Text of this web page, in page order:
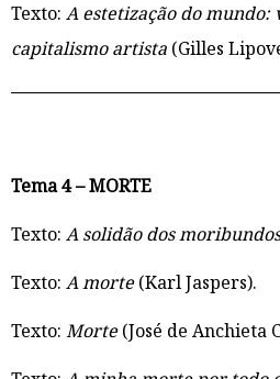
Texto: A estetização do mundo:
capitalismo artista (Gilles
Tema 4 – MORTE
Texto: A solidão dos
Texto: A morte(Karl Jaspers).
Texto: Morte(José de Anchieta